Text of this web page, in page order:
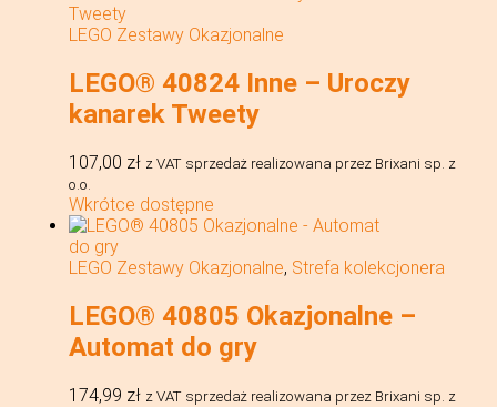
LEGO Zestawy Okazjonalne
LEGO® 40824 Inne – Uroczy
kanarek Tweety
107,00 zł z VAT sprzedaż realizowana przez Brixani sp. z
o.o.
Wkrótce dostępne
LEGO Zestawy Okazjonalne, Strefa kolekcjonera
LEGO® 40805 Okazjonalne –
Automat do gry
174,99 zł z VAT sprzedaż realizowana przez Brixani sp. z